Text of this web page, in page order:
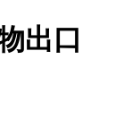
出口